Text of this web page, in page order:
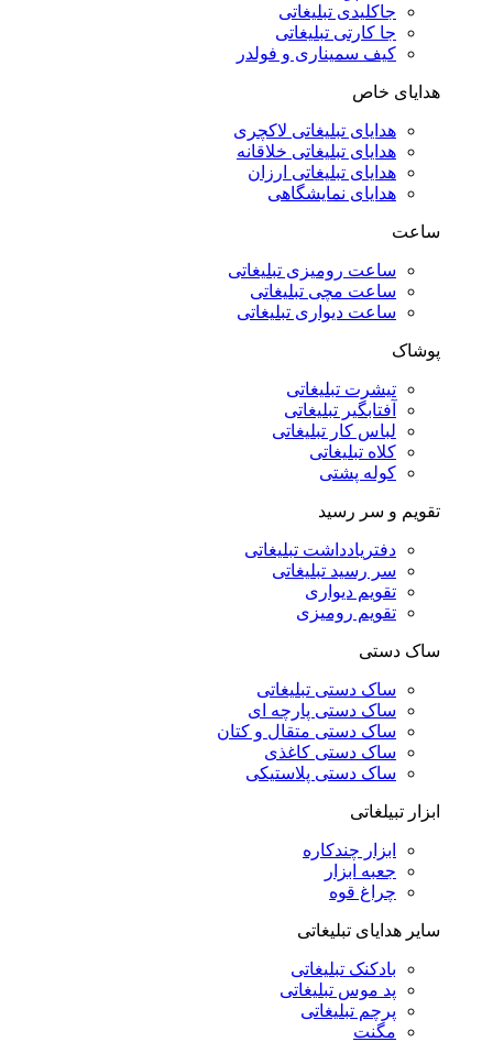
جاکلیدی تبلیغاتی
جا کارتی تبلیغاتی
کیف سمیناری و فولدر
هدایای خاص
هدایای تبلیغاتی لاکچری
هدایای تبلیغاتی خلاقانه
هدایای تبلیغاتی ارزان
هدایای نمایشگاهی
ساعت
ساعت رومیزی تبلیغاتی
ساعت مچی تبلیغاتی
ساعت دیواری تبلیغاتی
پوشاک
تیشرت تبلیغاتی
آفتابگیر تبلیغاتی
لباس کار تبلیغاتی
کلاه تبلیغاتی
کوله پشتی
تقویم و سر رسید
دفتریادداشت تبلیغاتی
سر رسید تبلیغاتی
تقویم دیواری
تقویم رومیزی
ساک دستی
ساک دستی تبلیغاتی
ساک دستی پارچه ای
ساک دستی متقال و کتان
ساک دستی کاغذی
ساک دستی پلاستیکی
ابزار تبیلغاتی
ابزار چندکاره
جعبه ابزار
چراغ قوه
سایر هدایای تبلیغاتی
بادکنک تبلیغاتی
پد موس تبلیغاتی
پرچم تبلیغاتی
مگنت